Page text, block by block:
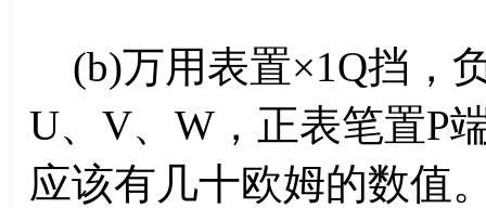
(b)万用表置×1Q挡，
U、V、W，正表笔置P
应该有几十欧姆的数值